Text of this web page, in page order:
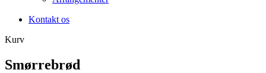
Kontakt os
Kurv
Smørrebrød